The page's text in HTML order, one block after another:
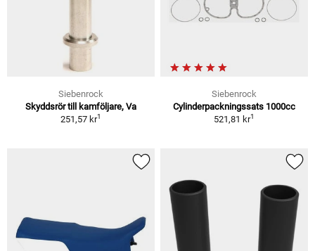
Siebenrock
Skyddsrör till kamföljare, Va
251,57 kr1
Siebenrock
Cylinderpackningssats 1000cc
521,81 kr1